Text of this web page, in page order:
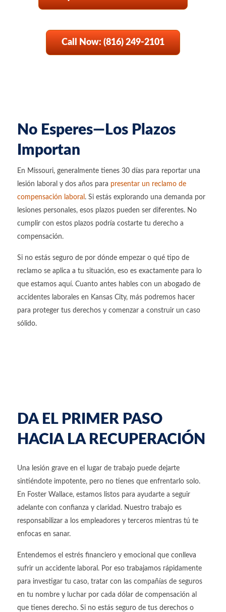
Call Now: (816) 249-2101
No Esperes—Los Plazos
Importan
En Missouri, generalmente tienes 30 días para reportar una
lesión laboral y dos años para presentar un reclamo de
compensación laboral . Si estás explorando una demanda por
lesiones personales, esos plazos pueden ser diferentes. No
cumplir con estos plazos podría costarte tu derecho a
compensación.
Si no estás seguro de por dónde empezar o qué tipo de
reclamo se aplica a tu situación, eso es exactamente para lo
que estamos aquí. Cuanto antes hables con un abogado de
accidentes laborales en Kansas City, más podremos hacer
para proteger tus derechos y comenzar a construir un caso
sólido.
DA EL PRIMER PASO
HACIA LA RECUPERACIÓN
Una lesión grave en el lugar de trabajo puede dejarte
sintiéndote impotente, pero no tienes que enfrentarlo solo.
En Foster Wallace, estamos listos para ayudarte a seguir
adelante con confianza y claridad. Nuestro trabajo es
responsabilizar a los empleadores y terceros mientras tú te
enfocas en sanar.
Entendemos el estrés financiero y emocional que conlleva
sufrir un accidente laboral. Por eso trabajamos rápidamente
para investigar tu caso, tratar con las compañías de seguros
en tu nombre y luchar por cada dólar de compensación al
que tienes derecho. Si no estás seguro de tus derechos o